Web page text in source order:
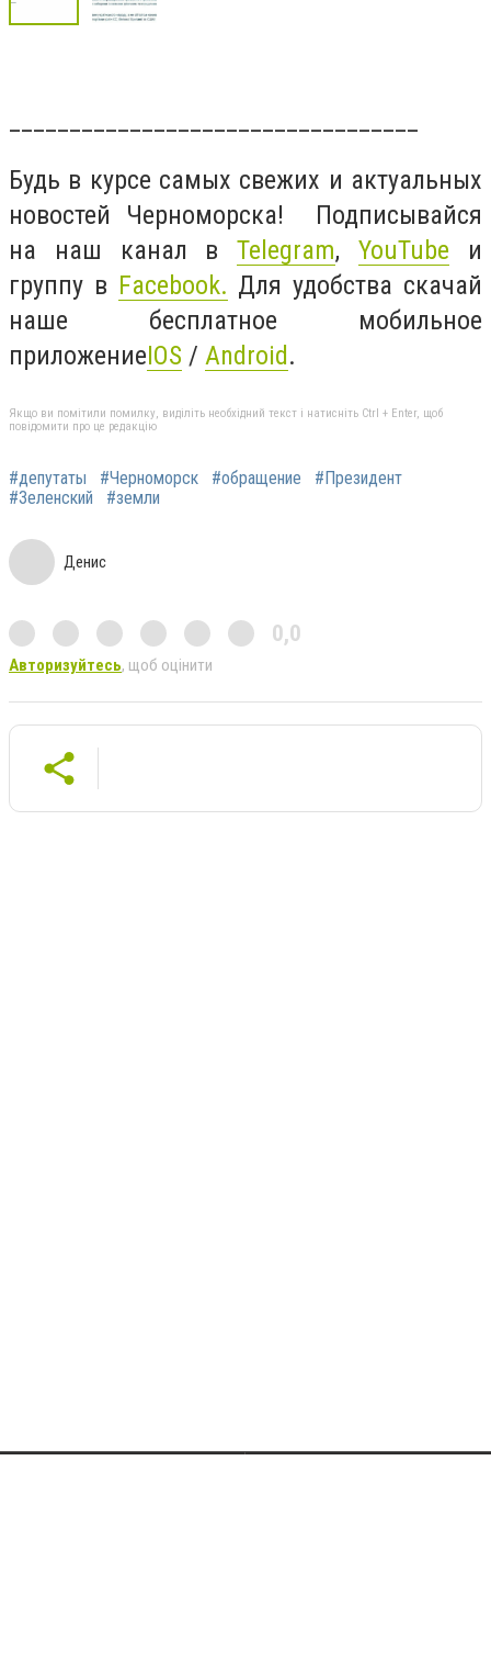
Будь в курсе самых свежих и актуальных
новостей Черноморска! Подписывайся
на наш канал вTelegram,YouTube и
группу в Facebook. Для удобства скачай
наше бесплатное мобильное
приложениеIOS / Android.
Якщо ви помітили помилку, виділіть необхідний текст і натисніть Ctrl + Enter, щоб
повідомити про це редакцію
#депутаты #Черноморск #обращение
#Президент
#Зеленский
#земли
Денис
0,0
Авторизуйтесь, щоб оцінити